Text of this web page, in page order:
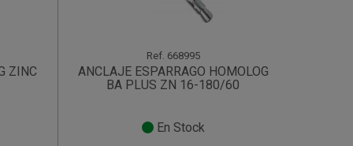
ZINC
Ref. 668995
ANCLAJE ESPARRAGO HOMOLOG
BA PLUS ZN 16-180/60
En Stock